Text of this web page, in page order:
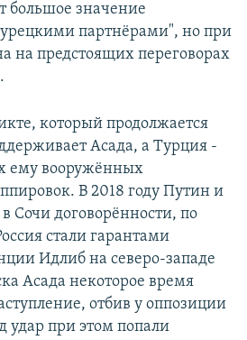
большое значение
партнёрами", но при
на предстоящих переговорах
который продолжается
Асада, а Турция -
ему вооружённых
В 2018 году Путин и
Сочи договорённости, по
стали гарантами
Идлиб на северо-западе
Асада некоторое время
отбив у оппозиции
удар при этом попали